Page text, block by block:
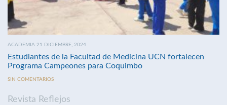
ACADEMIA 21 DICIEMBRE, 2024
Estudiantes de la Facultad de Medicina UCN fortalecen
Programa Campeones para Coquimbo
SIN COMENTARIOS
Revista Reflejos